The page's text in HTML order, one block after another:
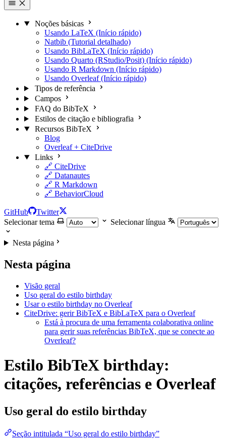
Noções básicas
Usando LaTeX (Início rápido)
Natbib (Tutorial detalhado)
Usando BibLaTeX (Início rápido)
Usando Quarto (RStudio/Posit) (Início rápido)
Usando R Markdown (Início rápido)
Usando Overleaf (Início rápido)
Tipos de referência
Campos
FAQ do BibTeX
Estilos de citação e bibliografia
Recursos BibTeX
Blog
Overleaf + CiteDrive
Links
🔗 CiteDrive
🔗 Datanautes
🔗 R Markdown
🔗 BehaviorCloud
GitHub
Twitter
Selecionar tema
Selecionar língua
Nesta página
Nesta página
Visão geral
Uso geral do estilo birthday
Usar o estilo birthday no Overleaf
CiteDrive: gerir BibTeX e BibLaTeX para o Overleaf
Está à procura de uma ferramenta colaborativa online
para gerir suas referências BibTeX, que se conecte ao
Overleaf?
Estilo BibTeX birthday:
citações, referências e Overleaf
Uso geral do estilo birthday
Seção intitulada “Uso geral do estilo birthday”